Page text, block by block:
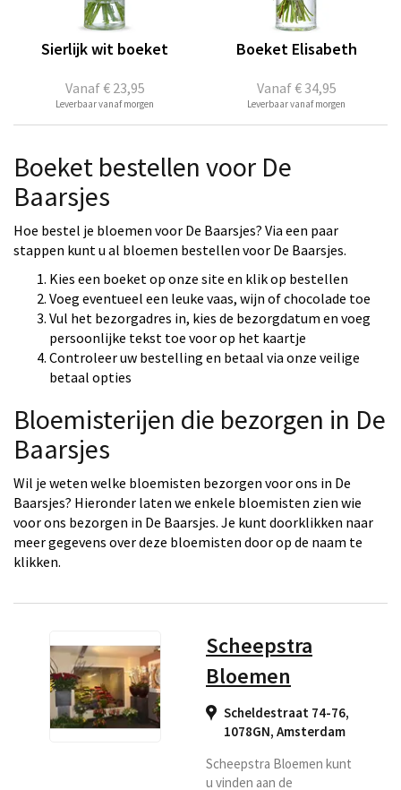
Vanaf€ 23,95
Sierlijk wit boeket
Leverbaar vanaf morgen
Vanaf€ 34,95
Boeket Elisabeth
Leverbaar vanaf morgen
Boeket bestellen voor De
Baarsjes
Hoe bestel je bloemen voor De Baarsjes? Via een paar
stappen kunt u al bloemen bestellen voor De Baarsjes.
Kies een boeket op onze site en klik op bestellen
Voeg eventueel een leuke vaas, wijn of chocolade toe
Vul het bezorgadres in, kies de bezorgdatum en voeg
persoonlijke tekst toe voor op het kaartje
Controleer uw bestelling en betaal via onze veilige
betaal opties
Bloemisterijen die bezorgen in De
Baarsjes
Wil je weten welke bloemisten bezorgen voor ons in De
Baarsjes? Hieronder laten we enkele bloemisten zien wie
voor ons bezorgen in De Baarsjes. Je kunt doorklikken naar
meer gegevens over deze bloemisten door op de naam te
klikken.
Scheepstra
Bloemen
Scheldestraat 74-76,
1078GN, Amsterdam
Scheepstra Bloemen kunt
u vinden aan de